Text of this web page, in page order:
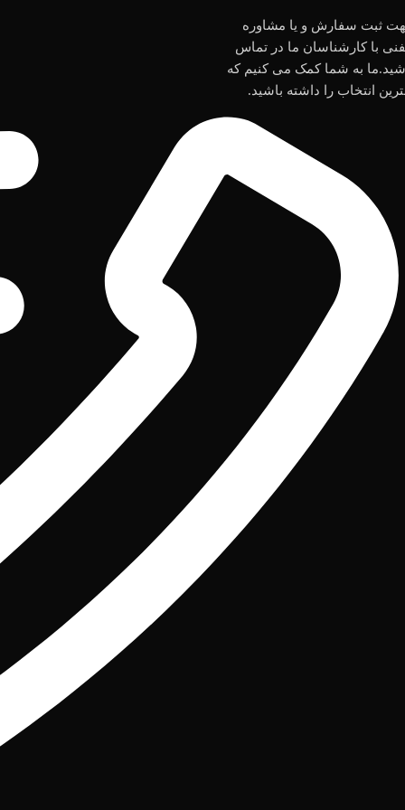
نرم افزارهای پشتیبانی
شده:پاسارگاد،سامان،سایان،سداد،آسان
پرداخت،فن آوا کارت،پرداخت نوین،به پرداخت
سفارش فوری
نام و نام خانوادگی شماره موبایل
ثبت
ثبت سفارش و یا مشاوره
با کارشناسان ما در تماس
به شما کمک می کنیم که
انتخاب را داشته باشید.